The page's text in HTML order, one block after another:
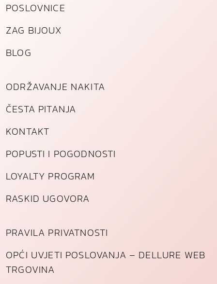
POSLOVNICE
ZAG BIJOUX
BLOG
ODRŽAVANJE NAKITA
ČESTA PITANJA
KONTAKT
POPUSTI I POGODNOSTI
LOYALTY PROGRAM
RASKID UGOVORA
PRAVILA PRIVATNOSTI
OPĆI UVJETI POSLOVANJA – DELLURE WEB
TRGOVINA